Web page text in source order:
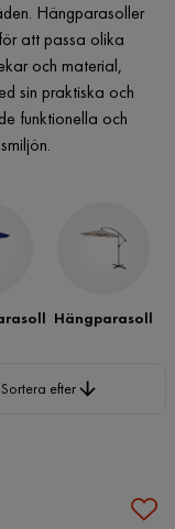
Hängparasoller
att passa olika
och material,
sin praktiska och
funktionella och
Hängparasoll
Sortera efter